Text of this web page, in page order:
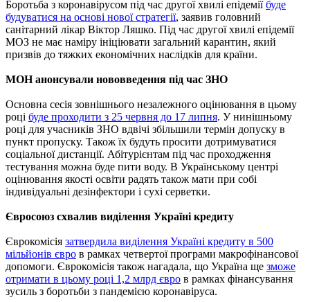
Боротьба з коронавірусом під час другої хвилі епідеміїбуде
будуватися на основі нової стратегії, заявив головний
санітарний лікар Віктор Ляшко. Під час другої хвилі епідемії
МОЗ не має наміру ініціювати загальний карантин, який
призвів до тяжких економічних наслідків для країни.
МОН анонсували нововведення під час ЗНО
Основна сесія зовнішнього незалежного оцінювання в цьому
році буде проходити з 25 червня до 17 липня. У нинішньому
році для учасників ЗНО вдвічі збільшили термін допуску в
пункт пропуску. Також їх будуть просити дотримуватися
соціальної дистанції. Абітурієнтам під час проходження
тестування можна буде пити воду. В Українському центрі
оцінювання якості освіти радять також мати при собі
індивідуальні дезінфектори і сухі серветки.
Євросоюз схвалив виділення Україні кредиту
Єврокомісія затвердила виділення Україні кредиту в 500
мільйонів євро в рамках четвертої програми макрофінансової
допомоги. Єврокомісія також нагадала, що Україна ще зможе
отримати в цьому році 1,2 млрд євро в рамках фінансування
зусиль з боротьби з пандемією коронавіруса.